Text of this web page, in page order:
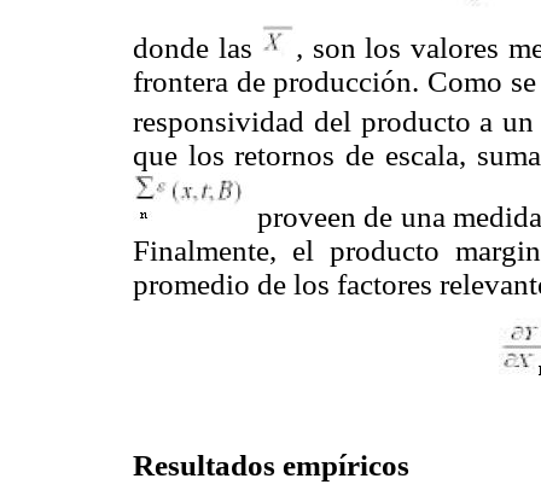
donde las , son los valores
frontera de producción. Como
responsividad del producto a
que los retornos de escala,
proveen de una
Finalmente, el producto
promedio de los factores
Resultados empíricos